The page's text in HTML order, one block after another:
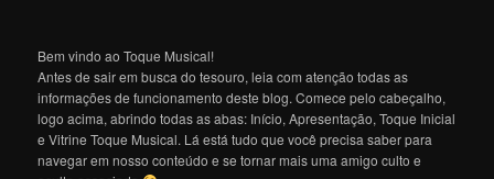
Bem vindo ao Toque Musical!
Antes de sair em busca do tesouro, leia com atenção todas as
informações de funcionamento deste blog. Comece pelo cabeçalho,
logo acima, abrindo todas as abas: Início, Apresentação, Toque Inicial
e Vitrine Toque Musical. Lá está tudo que você precisa saber para
navegar em nosso conteúdo e se tornar mais uma amigo culto e